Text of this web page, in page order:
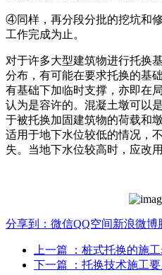
④同样，再分段分批的挖坑和
工作完成为止。
对于许多大型建筑物进行托换
分布，有可能在要求托换的基
有基础下加临时支撑，亦即在
认为是容许的。混凝土墩可以
于被托换加固建筑物的荷载和
适用于地下水位较低的情况，
失。当地下水位较高时，应改
分享到： 微信QQ空间新浪微博
上一篇
：桩式托换的施
下一篇
：托换技术施工